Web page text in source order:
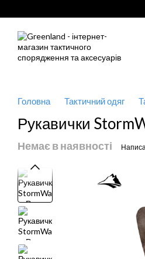
Головна Тактичний одяг
Рукавички
Немає в наявності